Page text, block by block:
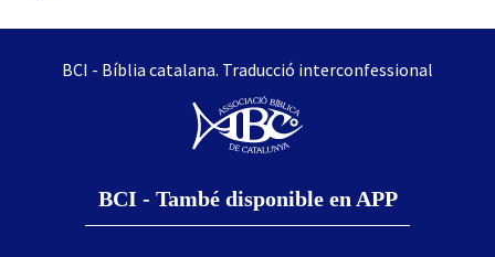
BCI - Bíblia catalana. Traducció interconfessional
BCI - També disponible en APP